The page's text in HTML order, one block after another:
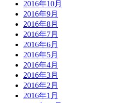
2016年10月
2016年9月
2016年8月
2016年7月
2016年6月
2016年5月
2016年4月
2016年3月
2016年2月
2016年1月